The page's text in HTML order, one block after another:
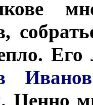
. Ценно